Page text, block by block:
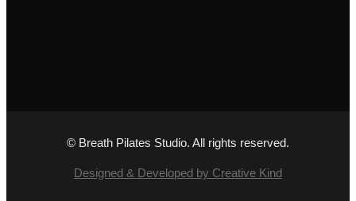
© Breath Pilates Studio. All rights reserved.
Designed & Developed by Creative Kind